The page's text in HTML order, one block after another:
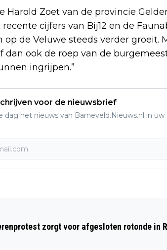
Harold Zoet van de provincie
cijfers van Bij12 en de
op de Veluwe steeds verder
dan ook de roep van de
ingrijpen.”
voor de nieuwsbrief
dag het nieuws van Barneveld.Nieuws.nl in uw
IN DE WIJK
zorgt voor afgesloten rotonde in